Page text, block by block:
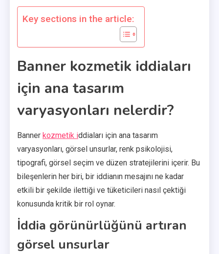
Key sections in the article:
Banner kozmetik iddiaları
için ana tasarım
varyasyonları nelerdir?
Banner kozmetik iddiaları için ana tasarım
varyasyonları, görsel unsurlar, renk psikolojisi,
tipografi, görsel seçim ve düzen stratejilerini içerir. Bu
bileşenlerin her biri, bir iddianın mesajını ne kadar
etkili bir şekilde ilettiği ve tüketicileri nasıl çektiği
konusunda kritik bir rol oynar.
İddia görünürlüğünü artıran
görsel unsurlar